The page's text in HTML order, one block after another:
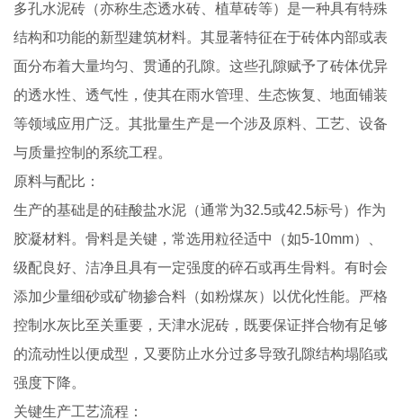
多孔水泥砖（亦称生态透水砖、植草砖等）是一种具有特殊
结构和功能的新型建筑材料。其显著特征在于砖体内部或表
面分布着大量均匀、贯通的孔隙。这些孔隙赋予了砖体优异
的透水性、透气性，使其在雨水管理、生态恢复、地面铺装
等领域应用广泛。其批量生产是一个涉及原料、工艺、设备
与质量控制的系统工程。
原料与配比：
生产的基础是的硅酸盐水泥（通常为32.5或42.5标号）作为
胶凝材料。骨料是关键，常选用粒径适中（如5-10mm）、
级配良好、洁净且具有一定强度的碎石或再生骨料。有时会
添加少量细砂或矿物掺合料（如粉煤灰）以优化性能。严格
控制水灰比至关重要，天津水泥砖，既要保证拌合物有足够
的流动性以便成型，又要防止水分过多导致孔隙结构塌陷或
强度下降。
关键生产工艺流程：